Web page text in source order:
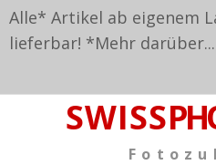
Alle* Artikel ab eigenem
lieferbar! *Mehr darüber...
S W I S S
F o t o z u